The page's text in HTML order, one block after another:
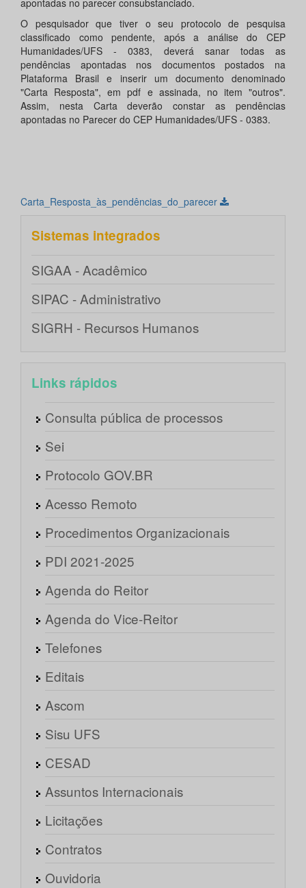
apontadas no parecer consubstanciado.
O pesquisador que tiver o seu protocolo de pesquisa
classificado como pendente, após a análise do CEP
Humanidades/UFS - 0383, deverá sanar todas as
pendências apontadas nos documentos postados na
Plataforma Brasil e inserir um documento denominado
"Carta Resposta", em pdf e assinada, no item "outros".
Assim, nesta Carta deverão constar as pendências
apontadas no Parecer do CEP Humanidades/UFS - 0383.
Carta_Resposta_às_pendências_do_parecer
Sistemas integrados
SIGAA - Acadêmico
SIPAC - Administrativo
SIGRH - Recursos Humanos
Links rápidos
Consulta pública de processos
Sei
Protocolo GOV.BR
Acesso Remoto
Procedimentos Organizacionais
PDI 2021-2025
Agenda do Reitor
Agenda do Vice-Reitor
Telefones
Editais
Ascom
Sisu UFS
CESAD
Assuntos Internacionais
Licitações
Contratos
Ouvidoria